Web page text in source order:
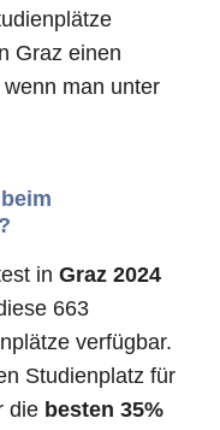
Graz einen
man unter
in Graz 2024
663
verfügbar.
Studienplatz für
die besten 35%